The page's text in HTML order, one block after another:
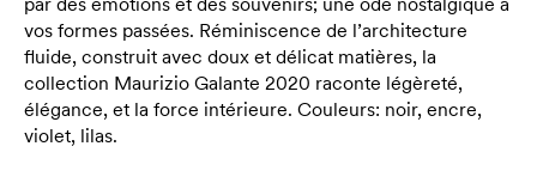
vos formes passées. Réminiscence de l’architecture
fluide, construit avec doux et délicat matières, la
collection Maurizio Galante 2020 raconte légèreté,
élégance, et la force intérieure. Couleurs: noir, encre,
violet, lilas.